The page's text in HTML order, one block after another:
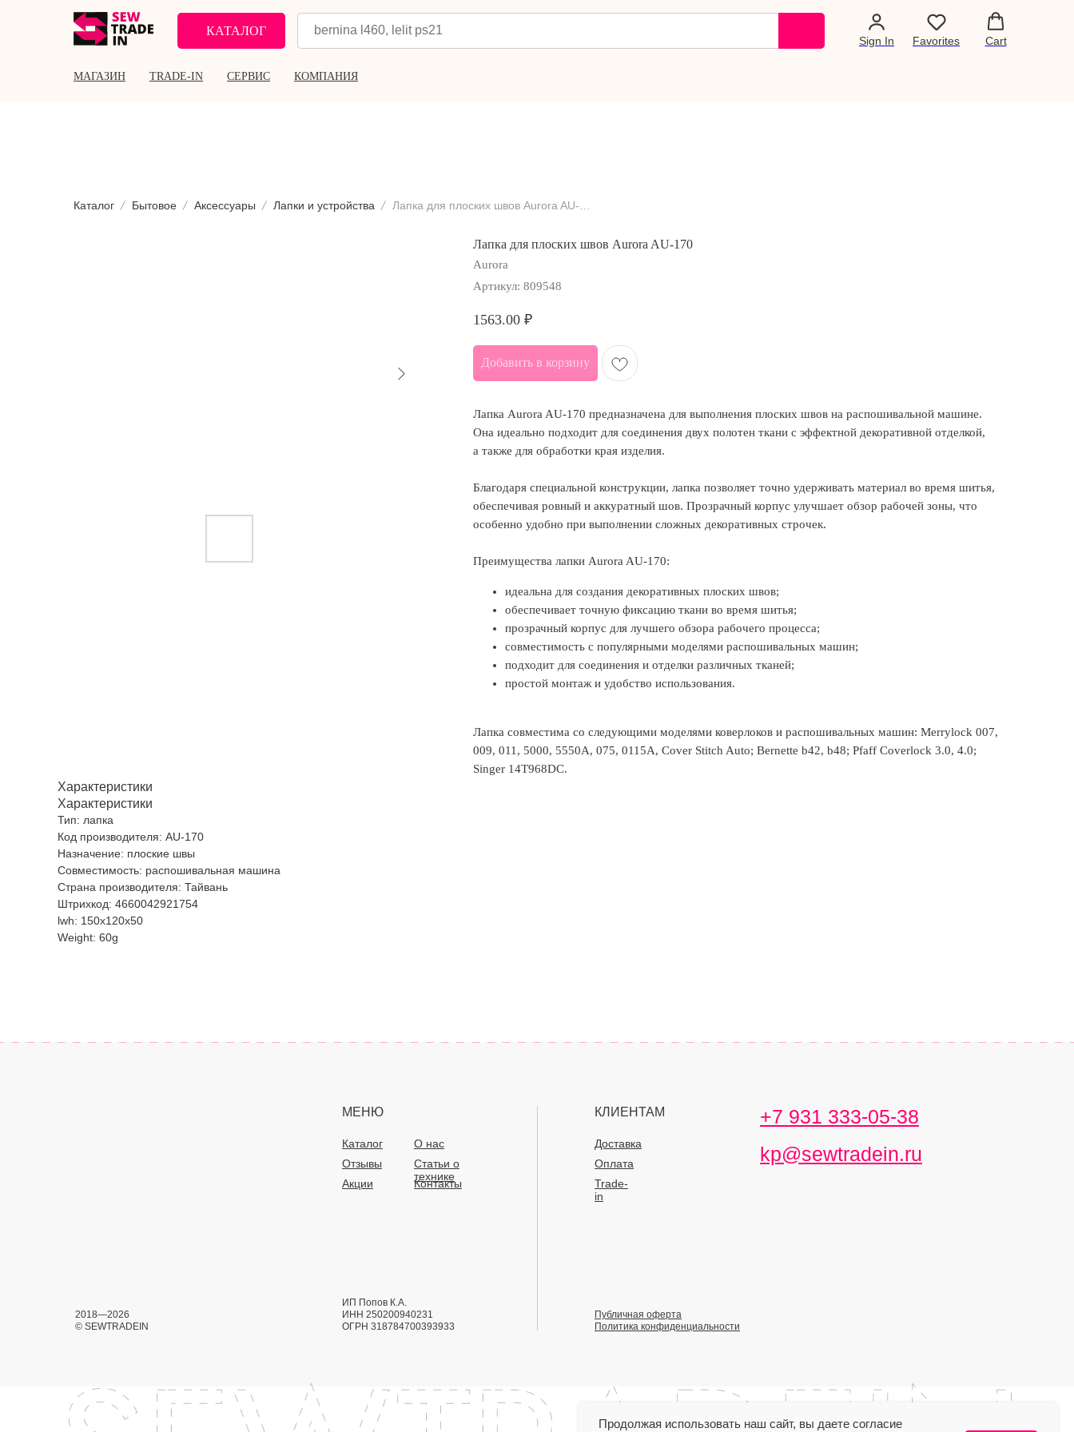
КАТАЛОГ
Sign In Favorites Cart
МАГАЗИН TRADE-IN СЕРВИС КОМПАНИЯ
Продолжая использовать наш сайт, вы даете согласие
Каталог Бытовое Аксессуары Лапки и устройства
Лапка для плоских швов Aurora AU-170
Aurora
Артикул: 809548
1563.00 ₽
Добавить в корзину
Лапка Aurora AU-170 предназначена для выполнения плоских швов на распошивальной машине.
Она идеально подходит для соединения двух полотен ткани с эффектной декоративной отделкой,
а также для обработки края изделия.
Благодаря специальной конструкции, лапка позволяет точно удерживать материал во время шитья,
обеспечивая ровный и аккуратный шов. Прозрачный корпус улучшает обзор рабочей зоны, что
особенно удобно при выполнении сложных декоративных строчек.
Преимущества лапки Aurora AU-170:
идеальна для создания декоративных плоских швов;
обеспечивает точную фиксацию ткани во время шитья;
прозрачный корпус для лучшего обзора рабочего процесса;
совместимость с популярными моделями распошивальных машин;
подходит для соединения и отделки различных тканей;
простой монтаж и удобство использования.
Лапка совместима со следующими моделями коверлоков и распошивальных машин: Merrylock 007,
009, 011, 5000, 5550А, 075, 0115A, Cover Stitch Auto; Bernette b42, b48; Pfaff Coverlock 3.0, 4.0;
Singer 14T968DC.
Характеристики
Характеристики
Тип: лапка
Код производителя: AU-170
Назначение: плоские швы
Совместимость: распошивальная машина
Страна производителя: Тайвань
Штрихкод: 4660042921754
lwh: 150x120x50
Weight: 60g
МЕНЮ КЛИЕНТАМ
Каталог О нас
Доставка
Статьи о
технике
Оплата
Отзывы
Акции
Контакты
Trade-
in
+7 931 333-05-38
kp@sewtradein.ru
ИП Попов К.А.
ИНН 250200940231
ОГРН 318784700393933
Политика конфиденциальности
Публичная оферта
2018—2026
© SEWTRADEIN